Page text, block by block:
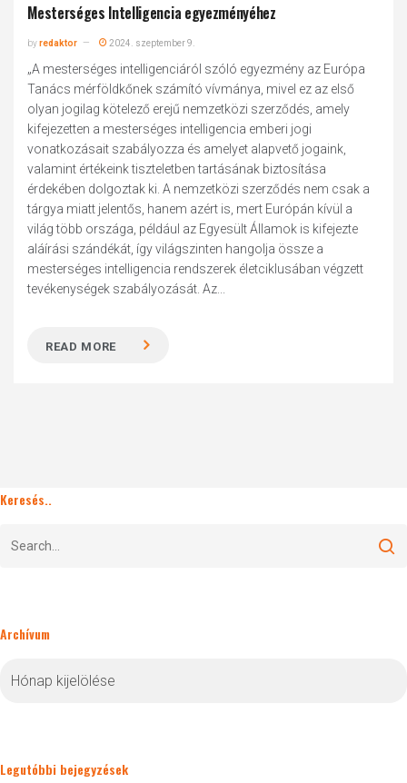
Mesterséges Intelligencia egyezményéhez
byredaktor 2024. szeptember 9.
„A mesterséges intelligenciáról szóló egyezmény az Európa
Tanács mérföldkőnek számító vívmánya, mivel ez az első
olyan jogilag kötelező erejű nemzetközi szerződés, amely
kifejezetten a mesterséges intelligencia emberi jogi
vonatkozásait szabályozza és amelyet alapvető jogaink,
valamint értékeink tiszteletben tartásának biztosítása
érdekében dolgoztak ki. A nemzetközi szerződés nem csak a
tárgya miatt jelentős, hanem azért is, mert Európán kívül a
világ több országa, például az Egyesült Államok is kifejezte
aláírási szándékát, így világszinten hangolja össze a
mesterséges intelligencia rendszerek életciklusában végzett
tevékenységek szabályozását. Az...
READ MORE
Keresés..
Archívum
Legutóbbi bejegyzések